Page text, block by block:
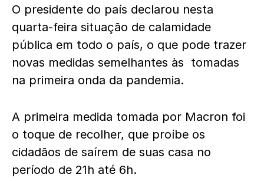
O presidente do país declarou nesta
quarta-feira situação de calamidade
pública em todo o país, o que pode trazer
novas medidas semelhantes às tomadas
na primeira onda da pandemia.
A primeira medida tomada por Macron foi
o toque de recolher, que proíbe os
cidadãos de saírem de suas casa no
período de 21h até 6h.